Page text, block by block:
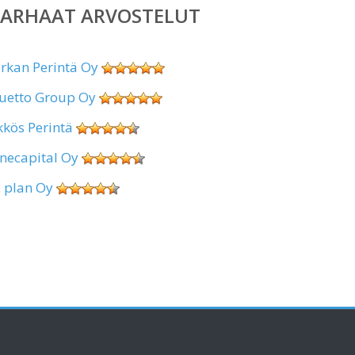
ARVOSTELUT
Perintä Oy
Group Oy
Perintä
Oy
plan Oy